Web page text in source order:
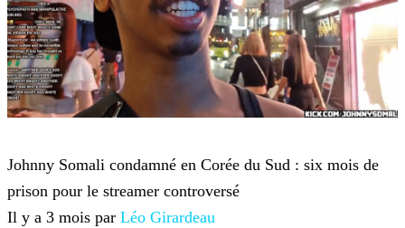
Johnny Somali condamné en Corée du Sud : six mois de
prison pour le streamer controversé
Il y a 3 mois par Léo Girardeau